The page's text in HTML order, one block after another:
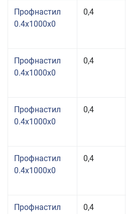
Профнастил
0.4x1000x0
0,4
Профнастил
0.4x1000x0
0,4
Профнастил
0.4x1000x0
0,4
Профнастил
0.4x1000x0
0,4
Профнастил
0,4